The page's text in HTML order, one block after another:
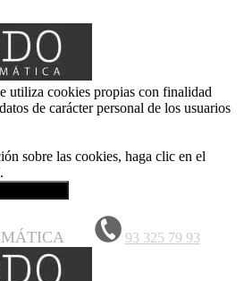
utiliza cookies propias con finalidad
de carácter personal de los usuarios
sobre las cookies, haga clic en el
93 325 79 93